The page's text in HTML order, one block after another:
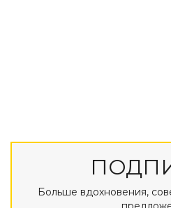
Больше вдохновения,